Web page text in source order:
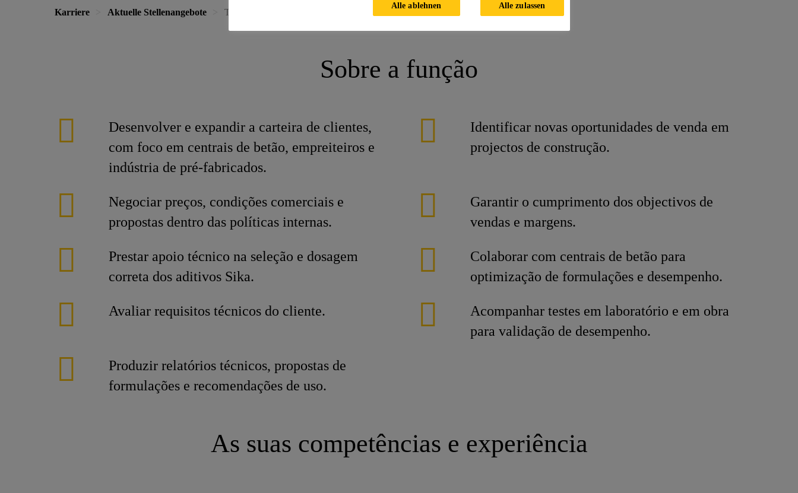
Karriere Aktuelle Stellenangebote Técnico Comercial (Betão)
Sobre a função
Desenvolver e expandir a carteira de clientes,
com foco em centrais de betão, empreiteiros e
indústria de pré-fabricados.
Identificar novas oportunidades de venda em
projectos de construção.
Negociar preços, condições comerciais e
propostas dentro das políticas internas.
Garantir o cumprimento dos objectivos de
vendas e margens.
Prestar apoio técnico na seleção e dosagem
correta dos aditivos Sika.
Colaborar com centrais de betão para
optimização de formulações e desempenho.
Avaliar requisitos técnicos do cliente.
Acompanhar testes em laboratório e em obra
para validação de desempenho.
Produzir relatórios técnicos, propostas de
formulações e recomendações de uso.
As suas competências e experiência
Alle ablehnen Alle zulassen